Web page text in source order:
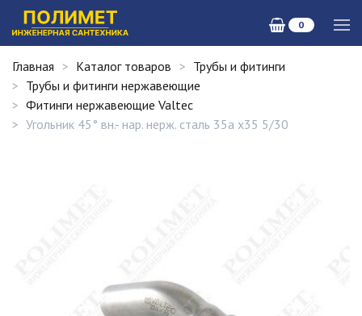
0
Главная Каталог товаров
Трубы и фитинги
Трубы и фитинги нержавеющие
Фитинги нержавеющие Valtec
Угольник 45° вн.- нар. нерж. сталь 35а х35 5/30